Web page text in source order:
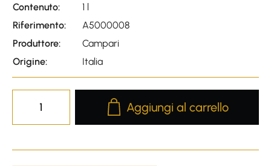
Contenuto:
1 l
Riferimento:
A5000008
Produttore:
Campari
Origine:
Italia
Product Quantity: Enter the
Aggiungi al carrello